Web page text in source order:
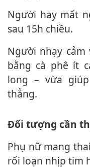
Người hay mất ngủ không nên uống cà phê
sau 15h chiều.
Người nhạ‌y cả‌m với caffeine có thể thay thế
bằng cà phê ít
long – vừa
thẳng.
Đối tượng cần
Phụ nữ mang thai, đang cho con bú, người bị
rối loạn nhịp tim